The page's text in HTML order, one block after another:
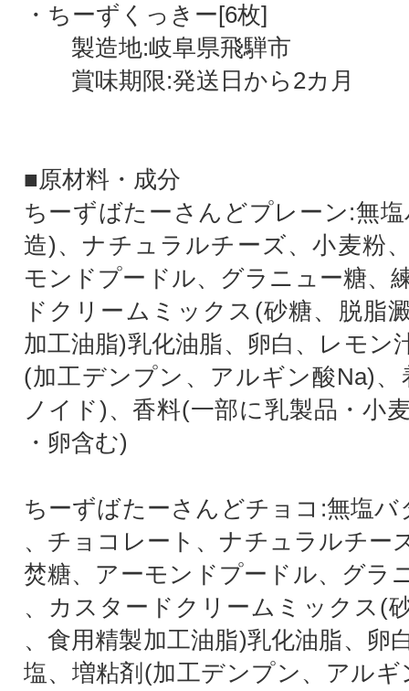
・ちーずくっきー[6枚]
製造地:岐阜県飛騨市
賞味期限:発送日から2カ月
■原材料・成分
ちーずばたーさんどプレーン:無
造)、ナチュラルチーズ、小麦粉
モンドプードル、グラニュー糖、
ドクリームミックス(砂糖、脱脂
加工油脂)乳化油脂、卵白、レモン
(加工デンプン、アルギン酸Na)
ノイド)、香料(一部に乳製品・小
・卵含む)
ちーずばたーさんどチョコ:無塩バ
、チョコレート、ナチュラルチー
焚糖、アーモンドプードル、グラ
、カスタードクリームミックス(
、食用精製加工油脂)乳化油脂、卵
塩、増粘剤(加工デンプン、アルギ